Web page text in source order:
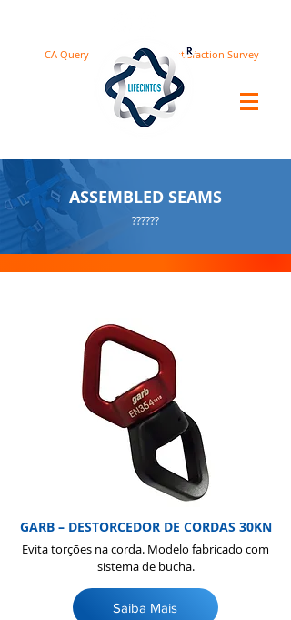
Satisfaction Survey
CA Query
ASSEMBLED SEAMS
??????
GARB – DESTORCEDOR DE CORDAS 30KN​​
Evita torções na corda. Modelo fabricado com
sistema de bucha.
Saiba Mais